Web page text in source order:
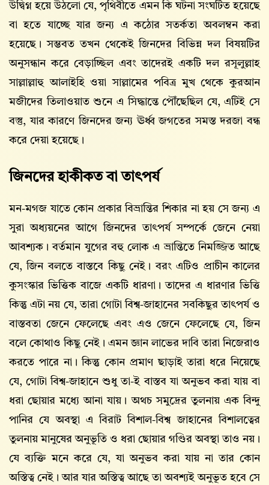
উদ্বিগ্ন হয়ে উঠলো যে, পৃথিবীতে এমন কি ঘটনা সংঘটিত হয়েছে
বা হতে যাচ্ছে যার জন্য এ কঠোর সতর্কতা অবলম্বন করা
হয়েছে। সম্ভবত তখন থেকেই জিনদের বিভিন্ন দল বিষয়টির
অনুসন্ধান করে বেড়াচ্ছিল এবং তাদেরই একটি দল রসূলুল্লাহ
সাল্লাল্লাহু আলাইহি ওয়া সাল্লামের পবিত্র মুখ থেকে কুরআন
মজীদের তিলাওয়াত শুনে এ সিদ্ধান্তে পৌঁছেছিল যে, এটিই সে
বস্তু, যার কারণে জিনদের জন্য ঊর্ধ্ব জগতের সমস্ত দরজা বন্ধ
করে দেয়া হয়েছে।
জিনদের হাকীকত বা তাৎপর্য
মন-মগজ যাতে কোন প্রকার বিভ্রান্তির শিকার না হয় সে জন্য এ
সুরা অধ্যয়নের আগে জিনদের তাৎপর্য সম্পর্কে জেনে নেয়া
আবশ্যক। বর্তমান যুগের বহু লোক এ ভ্রান্তিতে নিমজ্জিত আছে
যে, জিন বলতে বাস্তবে কিছু নেই। বরং এটিও প্রাচীন কালের
কুসংস্কার ভিত্তিক বাজে একটি ধারণা। তাদের এ ধারণার ভিত্তি
কিন্তু এটা নয় যে, তারা গোটা বিশ্ব-জাহানের সবকিছুর তাৎপর্য ও
বাস্তবতা জেনে ফেলেছে এবং এও জেনে ফেলেছে যে, জিন
বলে কোথাও কিছু নেই। এমন জ্ঞান লাভের দাবি তারা নিজেরাও
করতে পারে না। কিন্তু কোন প্রমাণ ছাড়াই তারা ধরে নিয়েছে
যে, গোটা বিশ্ব-জাহানে শুধু তা-ই বাস্তব যা অনুভব করা যায় বা
ধরা ছোয়ার মধ্যে আনা যায়। অথচ সমুদ্রের তুলনায় এক বিন্দু
পানির যে অবস্থা এ বিরাট বিশাল-বিশ্ব জাহানের বিশালত্বের
তুলনায় মানুষের অনুভূতি ও ধরা ছোয়ার গণ্ডির অবস্থা তাও নয়।
যে ব্যক্তি মনে করে যে, যা অনুভব করা যায় না তার কোন
অস্তিত্ব নেই। আর যার অস্তিত্ব আছে তা অবশ্যই অনুভূত হবে সে